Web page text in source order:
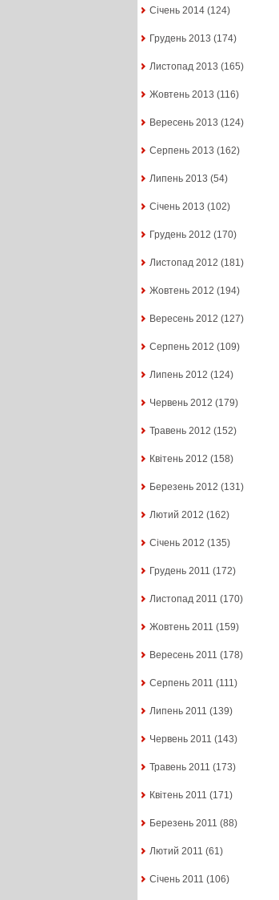
Січень 2014(124)
Грудень 2013 (174)
Листопад 2013 (165)
Жовтень 2013 (116)
Вересень 2013 (124)
Серпень 2013 (162)
Липень 2013 (54)
Січень 2013 (102)
Грудень 2012 (170)
Листопад 2012 (181)
Жовтень 2012 (194)
Вересень 2012 (127)
Серпень 2012 (109)
Липень 2012 (124)
Червень 2012 (179)
Травень 2012 (152)
Квітень 2012 (158)
Березень 2012 (131)
Лютий 2012 (162)
Січень 2012 (135)
Грудень 2011 (172)
Листопад 2011 (170)
Жовтень 2011 (159)
Вересень 2011 (178)
Серпень 2011 (111)
Липень 2011 (139)
Червень 2011 (143)
Травень 2011 (173)
Квітень 2011 (171)
Березень 2011 (88)
Лютий 2011 (61)
Січень 2011 (106)